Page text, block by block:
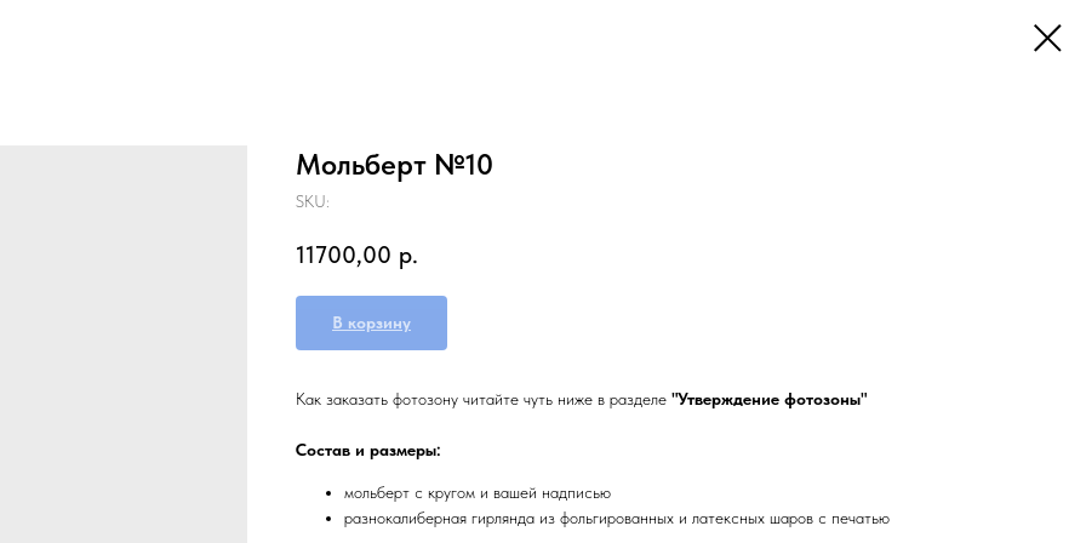
Мольберт №10
SKU:
11700,00 р.
В корзину
Как заказать фотозону читайте чуть ниже в разделе "Утверждение фотозоны"
Состав и размеры:
мольберт с кругом и вашей надписью
разнокалиберная гирлянда из фольгированных и латексных шаров с печатью